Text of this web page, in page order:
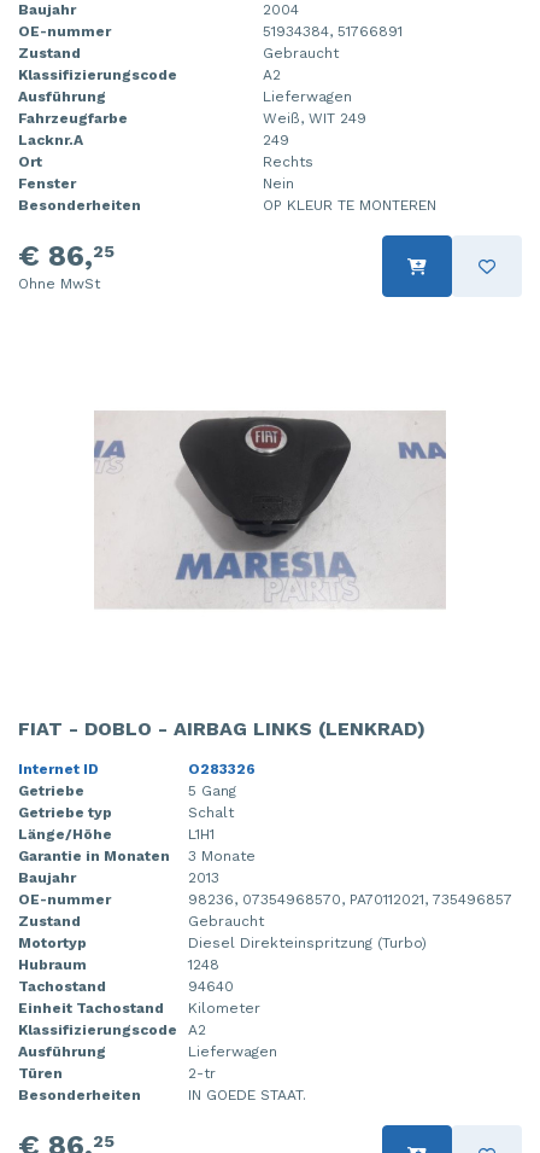
Baujahr
2004
OE-nummer
51934384, 51766891
Zustand
Gebraucht
Klassifizierungscode
A2
Ausführung
Lieferwagen
Fahrzeugfarbe
Weiß, WIT 249
Lacknr.A
249
Ort
Rechts
Fenster
Nein
Besonderheiten
OP KLEUR TE MONTEREN
€ 86,25
Ohne MwSt
FIAT - DOBLO - AIRBAG LINKS (LENKRAD)
Internet ID
O283326
Getriebe
5 Gang
Getriebe typ
Schalt
Länge/Höhe
L1H1
Garantie in Monaten
3 Monate
Baujahr
2013
OE-nummer
98236, 07354968570, PA70112021, 735496857
Zustand
Gebraucht
Motortyp
Diesel Direkteinspritzung (Turbo)
Hubraum
1248
Tachostand
94640
Einheit Tachostand
Kilometer
Klassifizierungscode
A2
Ausführung
Lieferwagen
Türen
2-tr
Besonderheiten
IN GOEDE STAAT.
€ 86,25